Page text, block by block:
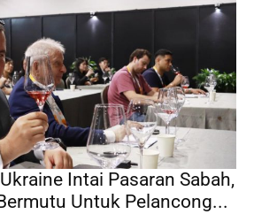
Intai Pasaran Sabah,
Untuk Pelancong...